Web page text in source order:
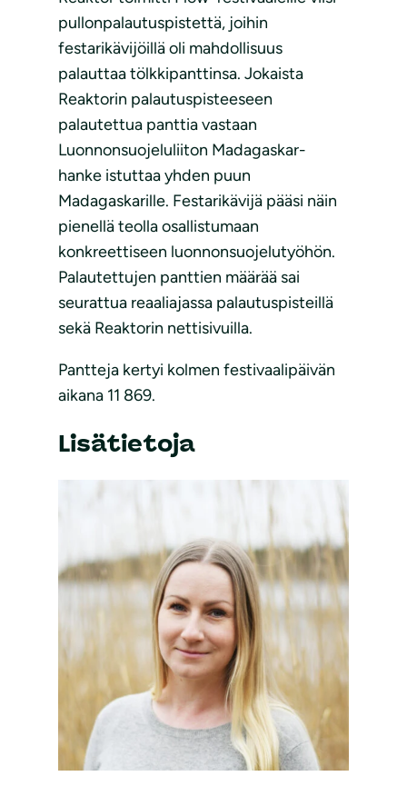
pullonpalautuspistettä, joihin
festarikävijöillä oli mahdollisuus
palauttaa tölkkipanttinsa. Jokaista
Reaktorin palautuspisteeseen
palautettua panttia vastaan
Luonnonsuojeluliiton Madagaskar-
hanke istuttaa yhden puun
Madagaskarille. Festarikävijä pääsi näin
pienellä teolla osallistumaan
konkreettiseen luonnonsuojelutyöhön.
Palautettujen panttien määrää sai
seurattua reaaliajassa palautuspisteillä
sekä Reaktorin nettisivuilla.
Pantteja kertyi kolmen festivaalipäivän
aikana 11 869.
Lisätietoja